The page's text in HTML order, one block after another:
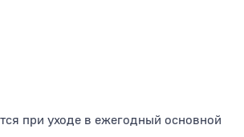
при уходе в ежегодный основной